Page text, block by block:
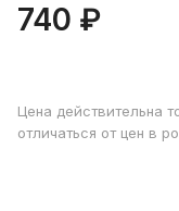
740 ₽
Цена действительна
отличаться от цен в